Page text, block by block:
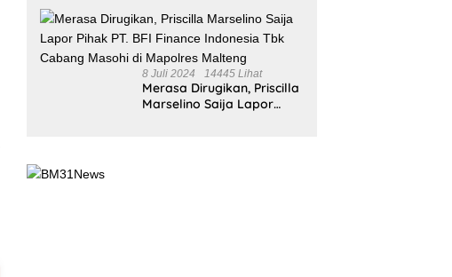
Tahun 2023 Capai 7,4 M
8 Juli 2024 14445 Lihat
Merasa Dirugikan, Priscilla
Marselino Saija Lapor